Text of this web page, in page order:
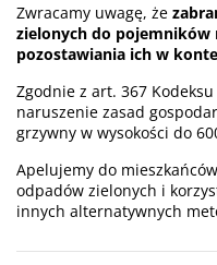
Zwracamy uwagę, że
zielonych do pojemników
pozostawiania ich w
Zgodnie z art. 367
naruszenie zasad
grzywny w wysokości do
Apelujemy do
odpadów zielonych i
innych alternatywnych